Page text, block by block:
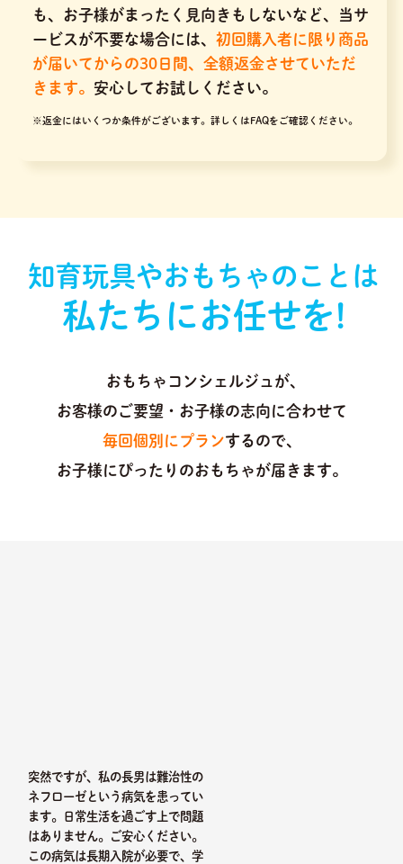
も、お子様がまったく見向きもしないなど、当サ
ービスが不要な場合には、 初回購入者に限り商品
が届いてからの30日間、全額返金させていただ
きます。 安心してお試しください。
※返金にはいくつか条件がございます。 詳しくはFAQをご確認ください。
知育玩具やおもちゃのことは
私たちにお任せを!
おもちゃコンシェルジュが､
お客様のご要望・お子様の志向に合わせて
毎回個別にプランするので、
お子様にぴったりのおもちゃが届きます。
突然ですが、私の長男は難治性の
ネフローゼという病気を患ってい
ます。日常生活を過ごす上で問題
はありません。ご安心ください。
この病気は長期入院が必要で、学